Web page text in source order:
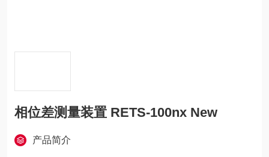
相位差测量装置 RETS-100nx New
产品简介